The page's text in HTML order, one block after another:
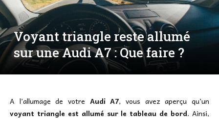
Voyant triangle reste allumé
sur une Audi A7 : Que faire ?
A l’allumage de votre Audi A7, vous avez aperçu qu’un
voyant triangle est allumé sur le tableau de bord. Ainsi,